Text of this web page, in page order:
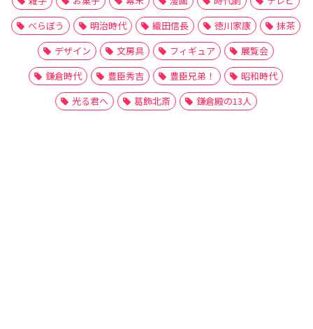
べらぼう
明治時代 織田信長 徳川家康
抹茶
デザイン
文房具 フィギュア
展覧会
鎌倉時代
豊臣秀吉 豊臣兄弟！
昭和時代
光る君へ
葛飾北斎 鎌倉殿の13人